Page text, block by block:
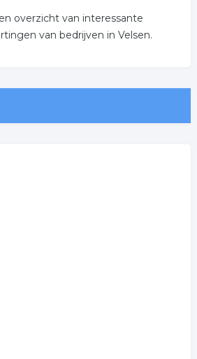
overzicht van interessante
van bedrijven in Velsen.